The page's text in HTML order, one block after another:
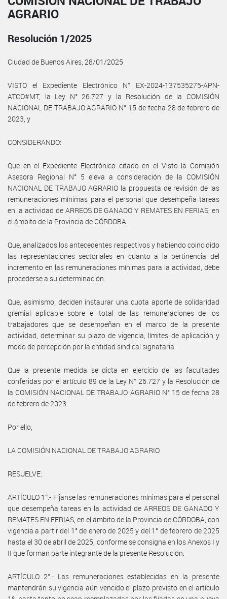
AGRARIO
Resolución 1/2025
Ciudad de Buenos Aires, 28/01/2025
VISTO el Expediente Electrónico N° EX-2024-137535275-APN-
ATCO#MT, la Ley N° 26.727 y la Resolución de la COMISIÓN
NACIONAL DE TRABAJO AGRARIO N° 15 de fecha 28 de febrero de
2023, y
CONSIDERANDO:
Que en el Expediente Electrónico citado en el Visto la Comisión
Asesora Regional N° 5 eleva a consideración de la COMISIÓN
NACIONAL DE TRABAJO AGRARIO la propuesta de revisión de las
remuneraciones mínimas para el personal que desempeña tareas
en la actividad de ARREOS DE GANADO Y REMATES EN FERIAS, en
el ámbito de la Provincia de CÓRDOBA.
Que, analizados los antecedentes respectivos y habiendo coincidido
las representaciones sectoriales en cuanto a la pertinencia del
incremento en las remuneraciones mínimas para la actividad, debe
procederse a su determinación.
Que, asimismo, deciden instaurar una cuota aporte de solidaridad
gremial aplicable sobre el total de las remuneraciones de los
trabajadores que se desempeñan en el marco de la presente
actividad, determinar su plazo de vigencia, límites de aplicación y
modo de percepción por la entidad sindical signataria.
Que la presente medida se dicta en ejercicio de las facultades
conferidas por el artículo 89 de la Ley N° 26.727 y la Resolución de
la COMISIÓN NACIONAL DE TRABAJO AGRARIO N° 15 de fecha 28
de febrero de 2023.
Por ello,
LA COMISIÓN NACIONAL DE TRABAJO AGRARIO
RESUELVE:
ARTÍCULO 1°.- Fíjanse las remuneraciones mínimas para el personal
que desempeña tareas en la actividad de ARREOS DE GANADO Y
REMATES EN FERIAS, en el ámbito de la Provincia de CÓRDOBA, con
vigencia a partir del 1° de enero de 2025 y del 1° de febrero de 2025
hasta el 30 de abril de 2025, conforme se consigna en los Anexos I y
II que forman parte integrante de la presente Resolución.
ARTÍCULO 2°.- Las remuneraciones establecidas en la presente
mantendrán su vigencia aún vencido el plazo previsto en el artículo